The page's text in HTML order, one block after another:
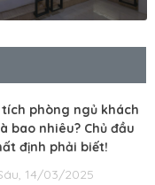
tích phòng ngủ khách
bao nhiêu? Chủ đầu
định phải biết!
14/03/2025